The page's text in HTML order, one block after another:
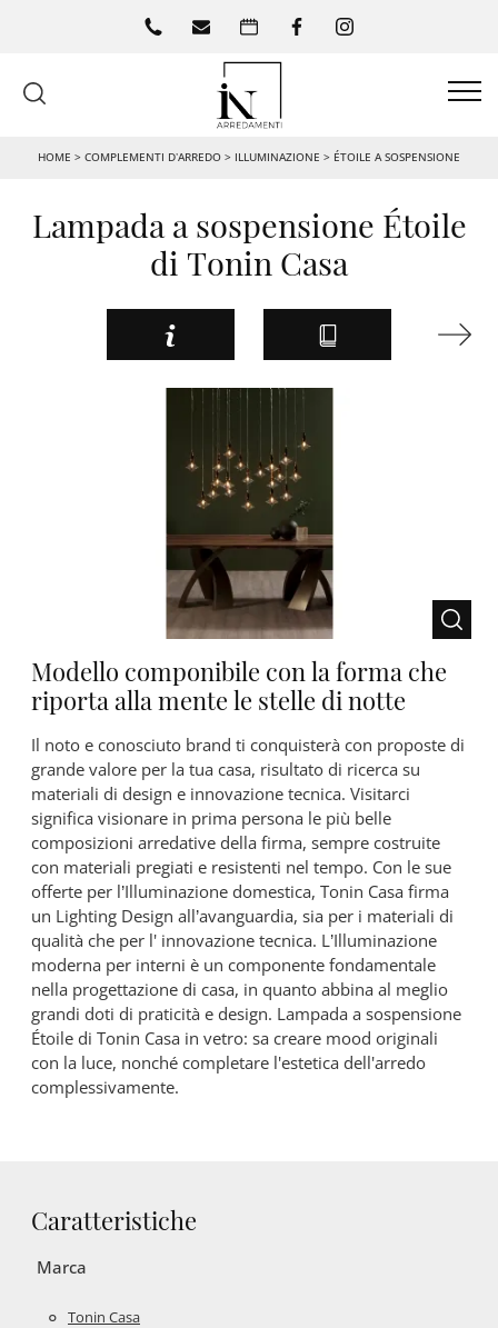
HOME > COMPLEMENTI D’ARREDO > ILLUMINAZIONE > ÉTOILE A SOSPENSIONE
Lampada a sospensione Étoile
di Tonin Casa
Modello componibile con la forma che
riporta alla mente le stelle di notte
Il noto e conosciuto brand ti conquisterà con proposte di
grande valore per la tua casa, risultato di ricerca su
materiali di design e innovazione tecnica. Visitarci
significa visionare in prima persona le più belle
composizioni arredative della firma, sempre costruite
con materiali pregiati e resistenti nel tempo. Con le sue
offerte per l’Illuminazione domestica, Tonin Casa firma
un Lighting Design all’avanguardia, sia per i materiali di
qualità che per l' innovazione tecnica. L’Illuminazione
moderna per interni è un componente fondamentale
nella progettazione di casa, in quanto abbina al meglio
grandi doti di praticità e design. Lampada a sospensione
Étoile di Tonin Casa in vetro: sa creare mood originali
con la luce, nonché completare l'estetica dell'arredo
complessivamente.
Caratteristiche
Marca
Tonin Casa